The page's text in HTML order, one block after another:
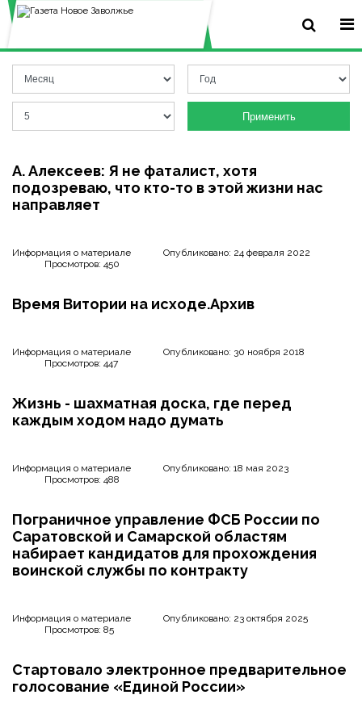
Применить
А. Алексеев: Я не фаталист, хотя
подозреваю, что кто-то в этой жизни нас
направляет
Информация о материале
Опубликовано: 24 февраля 2022
Просмотров: 450
Время Витории на исходе.Архив
Информация о материале
Опубликовано: 30 ноября 2018
Просмотров: 447
Жизнь - шахматная доска, где перед
каждым ходом надо думать
Информация о материале
Опубликовано: 18 мая 2023
Просмотров: 488
Пограничное управление ФСБ России по
Саратовской и Самарской областям
набирает кандидатов для прохождения
воинской службы по контракту
Информация о материале
Опубликовано: 23 октября 2025
Просмотров: 85
Стартовало электронное предварительное
голосование «Единой России»